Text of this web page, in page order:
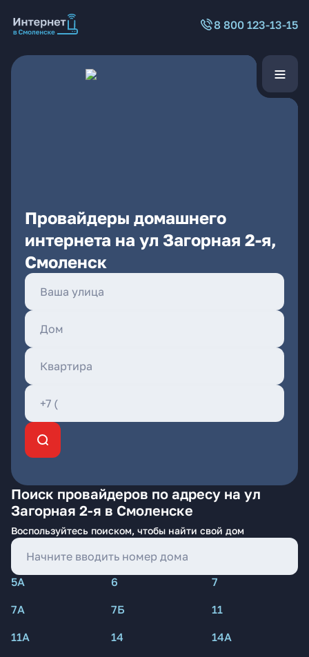
8 800 123-13-15
Провайдеры домашнего
интернета на ул Загорная 2-я,
Смоленск
Поиск провайдеров по адресу на ул
Загорная 2-я в Смоленске
Воспользуйтесь поиском, чтобы найти свой дом
5А 6
7
7А
7Б
11
11А
14
14А